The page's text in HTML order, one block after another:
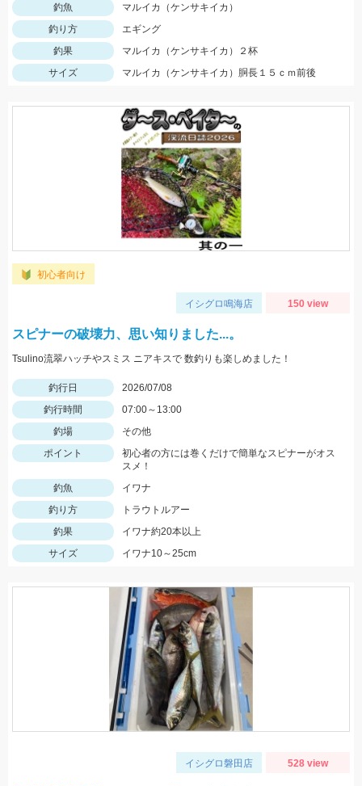
釣魚
マルイカ（ケンサキイカ）
釣り方
エギング
釣果
マルイカ（ケンサキイカ）２杯
サイズ
マルイカ（ケンサキイカ）胴長１５ｃｍ前後
初心者向け
イシグロ鳴海店 150 view
スピナーの破壊力、思い知りました...。
Tsulino流翠ハッチやスミス ニアキスで 数釣りも楽しめました！
釣行日
2026/07/08
釣行時間
07:00～13:00
釣場
その他
ポイント
初心者の方には巻くだけで簡単なスピナーがオス
スメ！
釣魚
イワナ
釣り方
トラウトルアー
釣果
イワナ約20本以上
サイズ
イワナ10～25cm
イシグロ磐田店 528 view